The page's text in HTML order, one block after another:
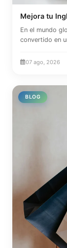
Mejora tu
En el mundo
convertido en
07 ago, 2026
BLOG